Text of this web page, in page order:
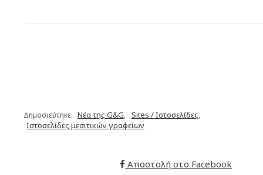
Δημοσιεύτηκε: Νέα της G&G, Sites / Ιστοσελίδες,
Ιστοσελίδες μεσιτικών γραφείων
Αποστολή στο Facebook